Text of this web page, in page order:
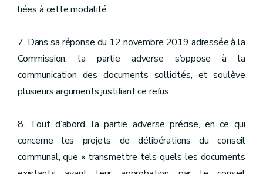
liées à cette modalité.
7. Dans sa réponse du 12 novembre 2019 adressée à la
Commission, la partie adverse s’oppose à la
communication des documents sollicités, et soulève
plusieurs arguments justifiant ce refus.
8. Tout d’abord, la partie adverse précise, en ce qui
concerne les projets de délibérations du conseil
communal, que « transmettre tels quels les documents